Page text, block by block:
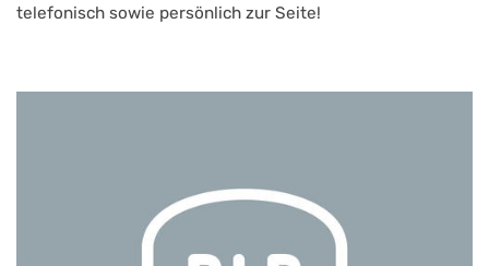
telefonisch sowie persönlich zur Seite!